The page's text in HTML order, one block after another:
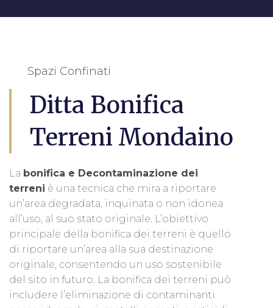
Spazi Confinati
Ditta Bonifica
Terreni Mondaino
La bonifica e Decontaminazione dei
terreni è una tecnica che mira a riportare
un’area degradata, inquinata o non idonea
all’uso, al suo stato originale. L’obiettivo
principale della bonifica dei terreni è quello
di riportare un’area alla sua destinazione
originale, consentendo un uso sostenibile
del sito in futuro. La bonifica dei terreni può
includere l’eliminazione di contaminanti